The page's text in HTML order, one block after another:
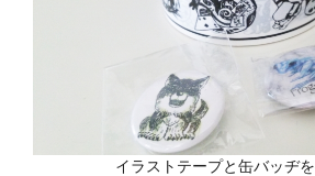
イラストテープと缶バッヂ